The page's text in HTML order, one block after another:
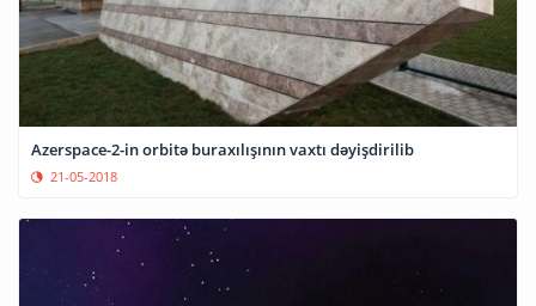
Azerspace-2-in orbitə buraxılışının vaxtı dəyişdirilib
21-05-2018